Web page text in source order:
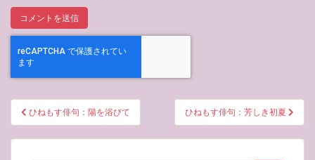
投
稿
ナ
ひねもす俳句：陽を浴びて ひねもす俳句：芳しき初夏